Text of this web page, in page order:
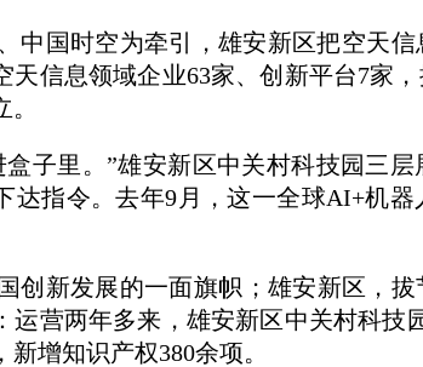
中国时空为牵引，雄安新区把空天
天信息领域企业63家、创新平台7家
盒子里。”雄安新区中关村科技园三
达指令。去年9月，这一全球AI+机
创新发展的一面旗帜；雄安新区，
运营两年多来，雄安新区中关村科技
新增知识产权380余项。